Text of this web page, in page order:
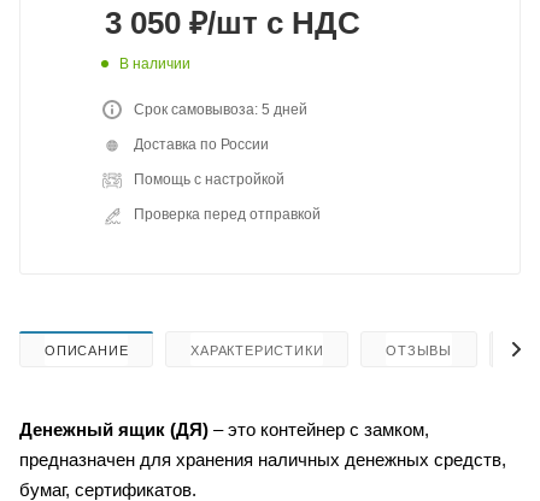
3 050 ₽/шт с НДС
В наличии
Срок самовывоза: 5 дней
Доставка по России
Помощь с настройкой
Проверка перед отправкой
ОПИСАНИЕ ХАРАКТЕРИСТИКИ ОТЗЫВЫ
Денежный ящик (ДЯ) – это контейнер с замком,
предназначен для хранения наличных денежных средств,
бумаг, сертификатов.